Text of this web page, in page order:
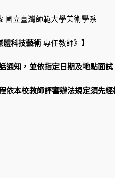
國立臺灣師範大學美術學系
體科技藝術 專任教師》】
通知，並依指定日期及地點面
依本校教師評審辦法規定須先